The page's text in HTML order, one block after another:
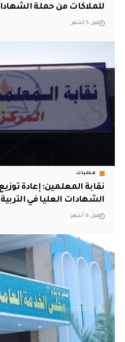
للملاكات من حملة
قبل 5 أشهر
محليات
الشهادات العليا في
قبل 6 أشهر